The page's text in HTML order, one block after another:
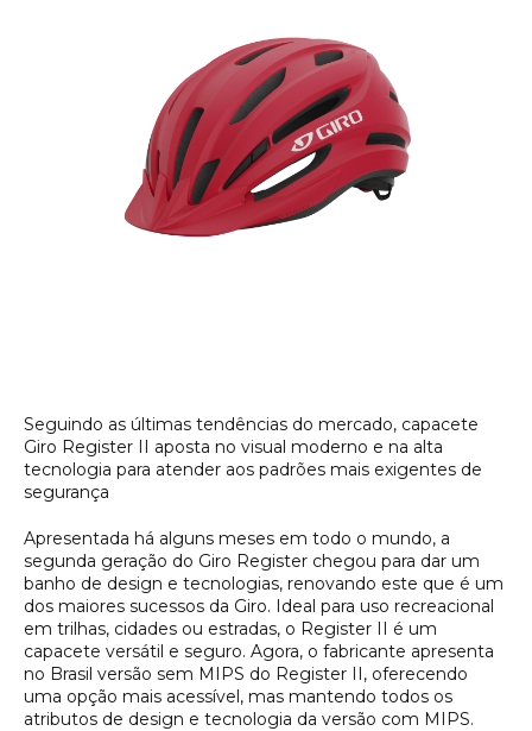
Seguindo as últimas tendências do mercado, capacete
Giro Register II aposta no visual moderno e na alta
tecnologia para atender aos padrões mais exigentes de
segurança
Apresentada há alguns meses em todo o mundo, a
segunda geração do Giro Register chegou para dar um
banho de design e tecnologias, renovando este que é um
dos maiores sucessos da Giro. Ideal para uso recreacional
em trilhas, cidades ou estradas, o Register II é um
capacete versátil e seguro. Agora, o fabricante apresenta
no Brasil versão sem MIPS do Register II, oferecendo
uma opção mais acessível, mas mantendo todos os
atributos de design e tecnologia da versão com MIPS.